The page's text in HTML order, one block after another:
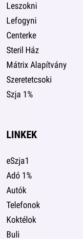
Leszokni
Lefogyni
Centerke
Steril Ház
Mátrix Alapítvány
Szeretetcsoki
Szja 1%
LINKEK
eSzja1
Adó 1%
Autók
Telefonok
Koktélok
Buli